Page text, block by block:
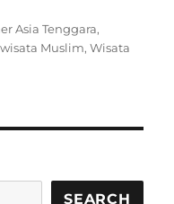
Asia Tenggara,
wisata Muslim,Wisata
SEARCH